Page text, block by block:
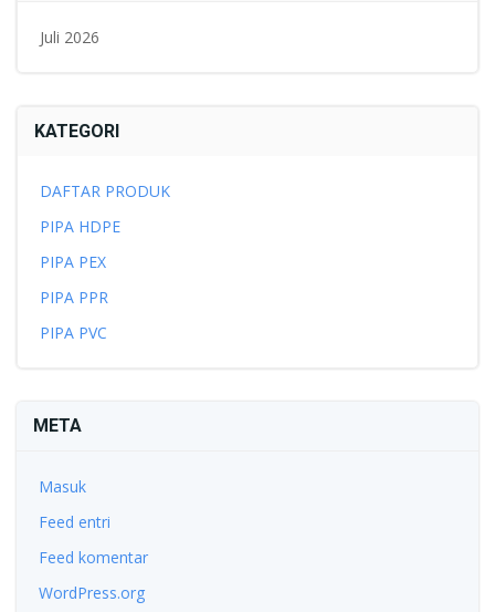
Juli 2026
KATEGORI
DAFTAR PRODUK
PIPA HDPE
PIPA PEX
PIPA PPR
PIPA PVC
META
Masuk
Feed entri
Feed komentar
WordPress.org